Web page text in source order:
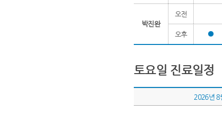
박진완
오전
오후
토요일 진료일정
2026년 8